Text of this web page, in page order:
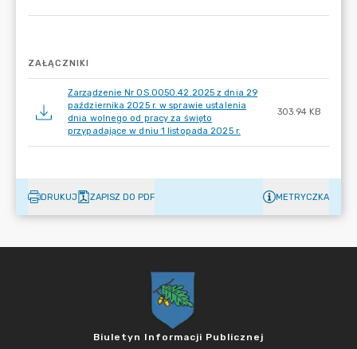
ZAŁĄCZNIKI
Zarządzenie Nr OS.0050.42.2025 z dnia 29
października 2025 r. w sprawie ustalenia
dnia wolnego od pracy za święto
przypadające w dniu 1 listopada 2025 r.
303.94 KB
DRUKUJ ZAPISZ DO PDF METRYCZKA
Biuletyn Informacji Publicznej